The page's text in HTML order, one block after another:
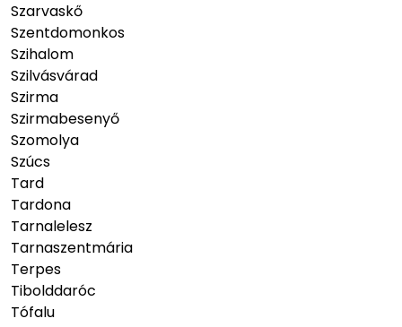
Szarvaskő
Szentdomonkos
Szihalom
Szilvásvárad
Szirma
Szirmabesenyő
Szomolya
Szúcs
Tard
Tardona
Tarnalelesz
Tarnaszentmária
Terpes
Tibolddaróc
Tófalu